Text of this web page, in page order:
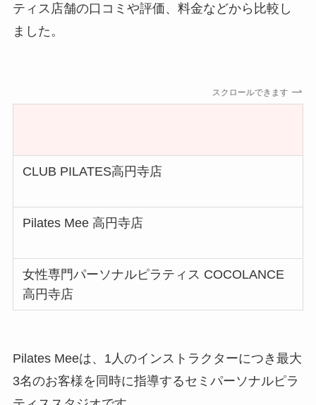
ティス店舗の口コミや評価、料金などから比較し
ました。
スクロールできます
CLUB PILATES高円寺店
Pilates Mee 高円寺店
女性専門パーソナルピラティス COCOLANCE
高円寺店
Pilates Meeは、1人のインストラクターにつき最大
3名のお客様を同時に指導するセミパーソナルピラ